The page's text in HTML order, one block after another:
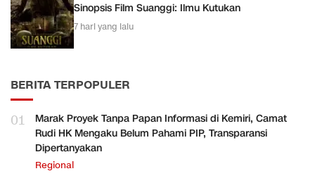
Sinopsis Film Suanggi: Ilmu Kutukan
7 hari yang lalu
BERITA TERPOPULER
01
Marak Proyek Tanpa Papan Informasi di Kemiri, Camat
Rudi HK Mengaku Belum Pahami PIP, Transparansi
Dipertanyakan
Regional